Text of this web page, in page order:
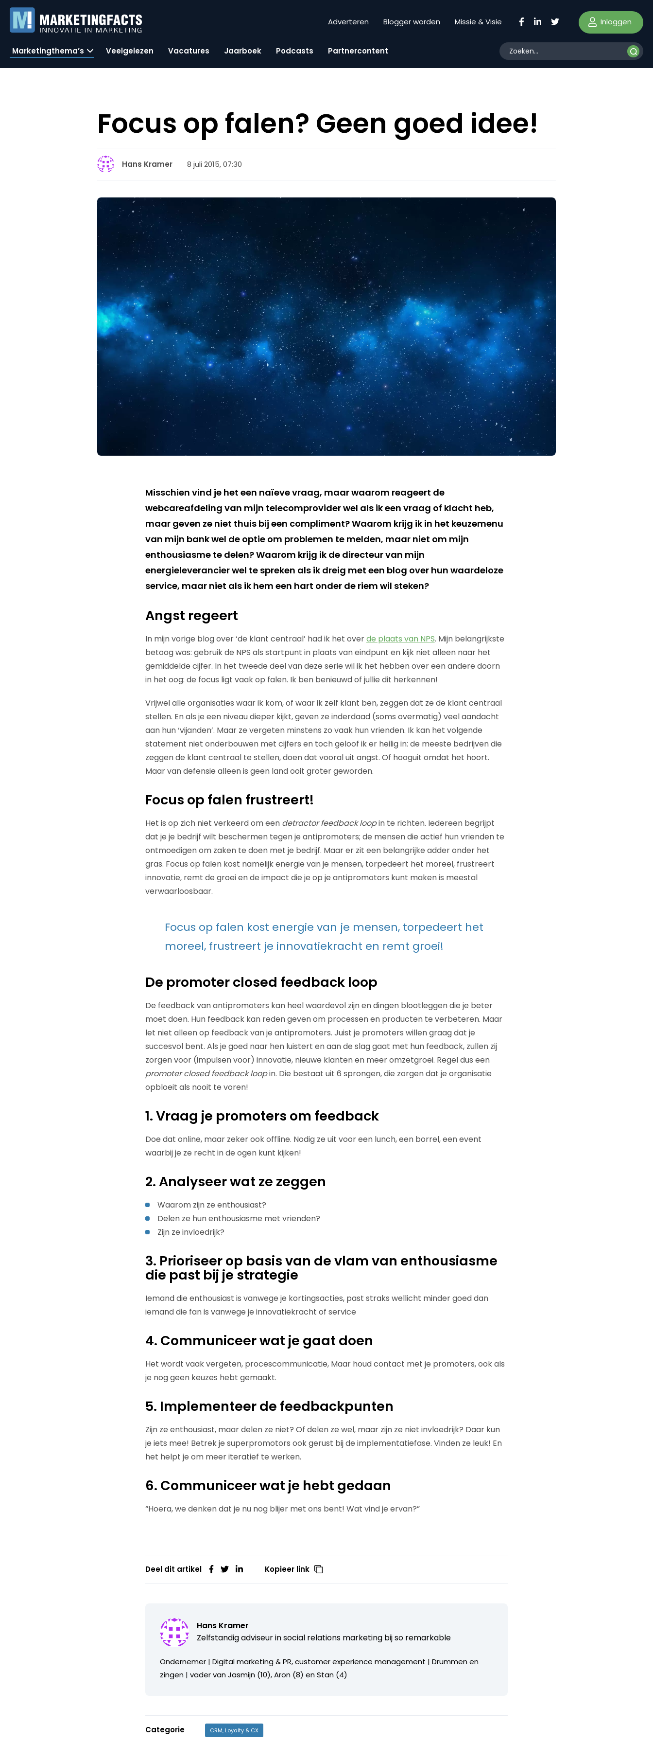
Adverteren Blogger worden Missie & Visie Inloggen
Marketingthema’s Veelgelezen Vacatures Jaarboek Podcasts Partnercontent
Focus op falen? Geen goed idee!
Hans Kramer 8 juli 2015, 07:30
Misschien vind je het een naïeve vraag, maar waarom reageert de
webcareafdeling van mijn telecomprovider wel als ik een vraag of klacht heb,
maar geven ze niet thuis bij een compliment? Waarom krijg ik in het keuzemenu
van mijn bank wel de optie om problemen te melden, maar niet om mijn
enthousiasme te delen? Waarom krijg ik de directeur van mijn
energieleverancier wel te spreken als ik dreig met een blog over hun waardeloze
service, maar niet als ik hem een hart onder de riem wil steken?
Angst regeert
In mijn vorige blog over ‘de klant centraal’ had ik het overde plaats van NPS. Mijn belangrijkste
betoog was: gebruik de NPS als startpunt in plaats van eindpunt en kijk niet alleen naar het
gemiddelde cijfer. In het tweede deel van deze serie wil ik het hebben over een andere doorn
in het oog: de focus ligt vaak op falen. Ik ben benieuwd of jullie dit herkennen!
Vrijwel alle organisaties waar ik kom, of waar ik zelf klant ben, zeggen dat ze de klant centraal
stellen. En als je een niveau dieper kijkt, geven ze inderdaad (soms overmatig) veel aandacht
aan hun ‘vijanden’. Maar ze vergeten minstens zo vaak hun vrienden. Ik kan het volgende
statement niet onderbouwen met cijfers en toch geloof ik er heilig in: de meeste bedrijven die
zeggen de klant centraal te stellen, doen dat vooral uit angst. Of hooguit omdat het hoort.
Maar van defensie alleen is geen land ooit groter geworden.
Focus op falen frustreert!
Het is op zich niet verkeerd om een detractor feedback loopin te richten. Iedereen begrijpt
dat je je bedrijf wilt beschermen tegen je antipromoters; de mensen die actief hun vrienden te
ontmoedigen om zaken te doen met je bedrijf. Maar er zit een belangrijke adder onder het
gras. Focus op falen kost namelijk energie van je mensen, torpedeert het moreel, frustreert
innovatie, remt de groei en de impact die je op je antipromotors kunt maken is meestal
verwaarloosbaar.
Focus op falen kost energie van je mensen, torpedeert het
moreel, frustreert je innovatiekracht en remt groei!
De promoter closed feedback loop
De feedback van antipromoters kan heel waardevol zijn en dingen blootleggen die je beter
moet doen. Hun feedback kan reden geven om processen en producten te verbeteren. Maar
let niet alleen op feedback van je antipromoters. Juist je promoters willen graag dat je
succesvol bent. Als je goed naar hen luistert en aan de slag gaat met hun feedback, zullen zij
zorgen voor (impulsen voor) innovatie, nieuwe klanten en meer omzetgroei. Regel dus een
promoter closed feedback loopin. Die bestaat uit 6 sprongen, die zorgen dat je organisatie
opbloeit als nooit te voren!
1. Vraag je promoters om feedback
Doe dat online, maar zeker ook offline. Nodig ze uit voor een lunch, een borrel, een event
waarbij je ze recht in de ogen kunt kijken!
2. Analyseer wat ze zeggen
Waarom zijn ze enthousiast?
Delen ze hun enthousiasme met vrienden?
Zijn ze invloedrijk?
3. Prioriseer op basis van de vlam van enthousiasme
die past bij je strategie
Iemand die enthousiast is vanwege je kortingsacties, past straks wellicht minder goed dan
iemand die fan is vanwege je innovatiekracht of service
4. Communiceer wat je gaat doen
Het wordt vaak vergeten, procescommunicatie, Maar houd contact met je promoters, ook als
je nog geen keuzes hebt gemaakt.
5. Implementeer de feedbackpunten
Zijn ze enthousiast, maar delen ze niet? Of delen ze wel, maar zijn ze niet invloedrijk? Daar kun
je iets mee! Betrek je superpromotors ook gerust bij de implementatiefase. Vinden ze leuk! En
het helpt je om meer iteratief te werken.
6. Communiceer wat je hebt gedaan
“Hoera, we denken dat je nu nog blijer met ons bent! Wat vind je ervan?”
Deel dit artikel Kopieer link
Hans Kramer
Zelfstandig adviseur in social relations marketing bijso remarkable
Ondernemer | Digital marketing & PR, customer experience management | Drummen en
zingen | vader van Jasmijn (10), Aron (8) en Stan (4)
Categorie CRM, Loyalty & CX